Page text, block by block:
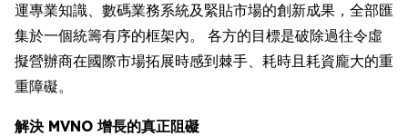
運專業知識、數碼業務系統及緊貼市場的創新成果，全部匯
集於一個統籌有序的框架內。 各方的目標是破除過往令虛
擬營辦商在國際市場拓展時感到棘手、耗時且耗資龐大的重
重障礙。
解決 MVNO 增長的真正阻礙